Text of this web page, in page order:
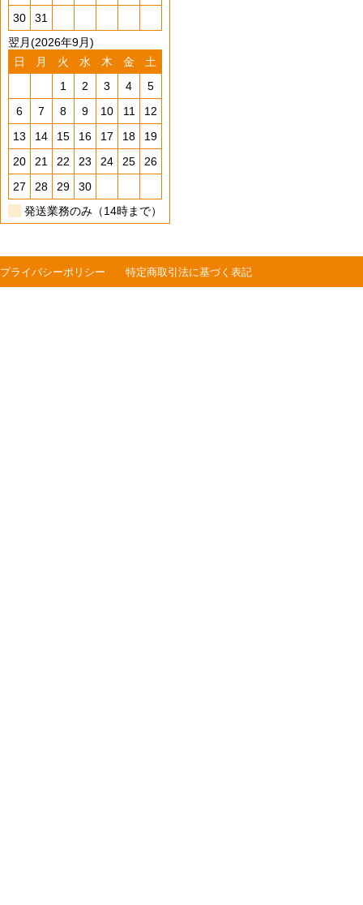
30
31
翌月(2026年9月)
日
月 火 水 木 金
土
1
2 3 4
5
6
7 8 9 10 11
12
13
14 15 16 17 18
19
20
21 22 23 24 25
26
27
28 29
30
発送業務のみ（14時まで）
プライバシーポリシー 特定商取引法に基づく表記